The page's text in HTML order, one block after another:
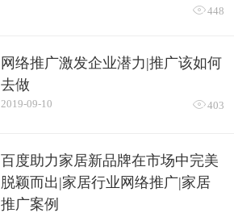
448
网络推广激发企业潜力|推广该如何
去做
2019-09-10 403
百度助力家居新品牌在市场中完美
脱颖而出|家居行业网络推广|家居
推广案例